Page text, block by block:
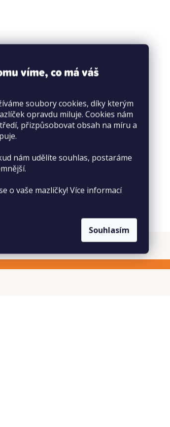
víme, co má váš
soubory cookies, díky kterým
opravdu miluje. Cookies nám
přizpůsobovat obsah na míru a
nám udělíte souhlas, postaráme
o vaše mazlíčky! Více informací
Souhlasím